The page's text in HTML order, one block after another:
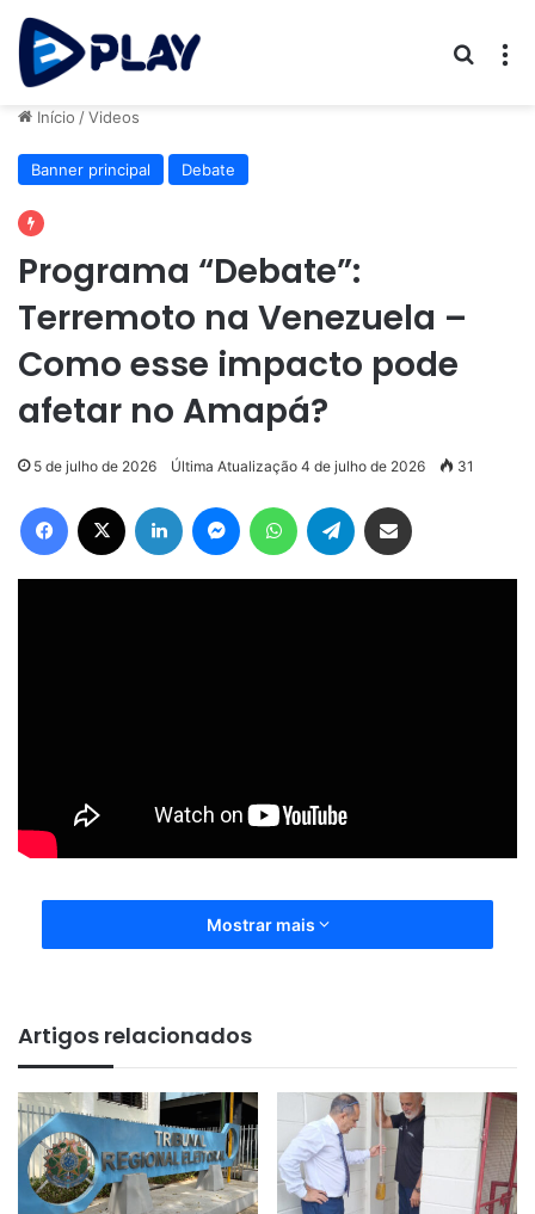
Início /Videos
Banner principal Debate
Programa “Debate”:
Terremoto na Venezuela –
Como esse impacto pode
afetar no Amapá?
5 de julho de 2026 Última Atualização 4 de julho de 2026 31
Mostrar mais
Artigos relacionados